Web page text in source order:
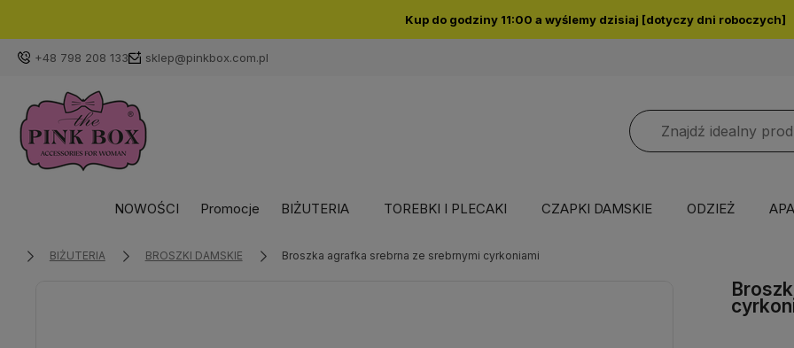
Kup do godziny 11:00 a wyślemy dzisiaj [dotyczy dni roboczych]
+48 798 208 133 sklep@pinkbox.com.pl
NOWOŚCI Promocje BIŻUTERIA TOREBKI I PLECAKI CZAPKI DAMSKIE ODZIEŻ
BIŻUTERIA BROSZKI DAMSKIE Broszka agrafka srebrna ze srebrnymi cyrkoniami